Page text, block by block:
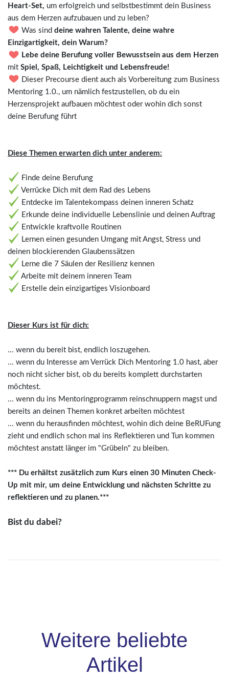
Heart-Set, um erfolgreich und selbstbestimmt dein Business
aus dem Herzen aufzubauen und zu leben?
Was sind deine wahren Talente, deine wahre
Einzigartigkeit, dein Warum?
Lebe deine Berufung voller Bewusstsein aus dem Herzen
mit Spiel, Spaß, Leichtigkeit und Lebensfreude!
Dieser Precourse dient auch als Vorbereitung zum Business
Mentoring 1.0., um nämlich festzustellen, ob du ein
Herzensprojekt aufbauen möchtest oder wohin dich sonst
deine Berufung führt
Diese Themen erwarten dich unter anderem:
Finde deine Berufung
Verrücke Dich mit dem Rad des Lebens
Entdecke im Talentekompass deinen inneren Schatz
Erkunde deine individuelle Lebenslinie und deinen Auftrag
Entwickle kraftvolle Routinen
Lernen einen gesunden Umgang mit Angst, Stress und
deinen blockierenden Glaubenssätzen
Lerne die 7 Säulen der Resilienz kennen
Arbeite mit deinem inneren Team
Erstelle dein einzigartiges Visionboard
Dieser Kurs ist für dich:
... wenn du bereit bist, endlich loszugehen.
... wenn du Interesse am Verrück Dich Mentoring 1.0 hast, aber
noch nicht sicher bist, ob du bereits komplett durchstarten
möchtest.
... wenn du ins Mentoringprogramm reinschnuppern magst und
bereits an deinen Themen konkret arbeiten möchtest
... wenn du herausfinden möchtest, wohin dich deine BeRUFung
zieht und endlich schon mal ins Reflektieren und Tun kommen
möchtest anstatt länger im "Grübeln" zu bleiben.
*** Du erhältst zusätzlich zum Kurs einen 30 Minuten Check-
Up mit mir, um deine Entwicklung und nächsten Schritte zu
reflektieren und zu planen.***
Bist du dabei?
Weitere beliebte
Artikel